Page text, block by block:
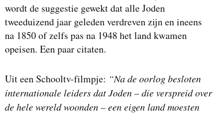
wordt de suggestie gewekt dat alle Joden
tweeduizend jaar geleden verdreven zijn en ineens
na 1850 of zelfs pas na 1948 het land kwamen
opeisen. Een paar citaten.
Uit een Schooltv-filmpje: “Na de oorlog besloten
internationale leiders dat Joden – die verspreid over
de hele wereld woonden – een eigen land moesten